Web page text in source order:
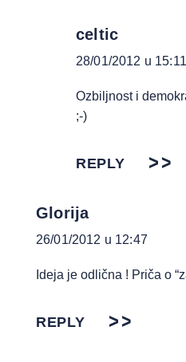
celtic
28/01/2012 u 15:11
Ozbiljnost i
;-)
REPLY
Glorija
26/01/2012 u 12:47
Ideja je odlična ! Priča o
REPLY